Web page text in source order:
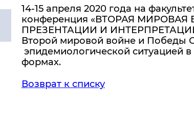
14-15 апреля 2020 года на
конференция «ВТОРАЯ
ПРЕЗЕНТАЦИИ И
Второй мировой войне и Победы
эпидемиологической ситуацией
формах.
Возврат к списку